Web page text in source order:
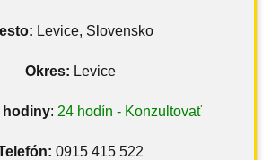
Levice, Slovensko
Okres: Levice
hodiny: 24 hodín - Konzultovať
0915 415 522